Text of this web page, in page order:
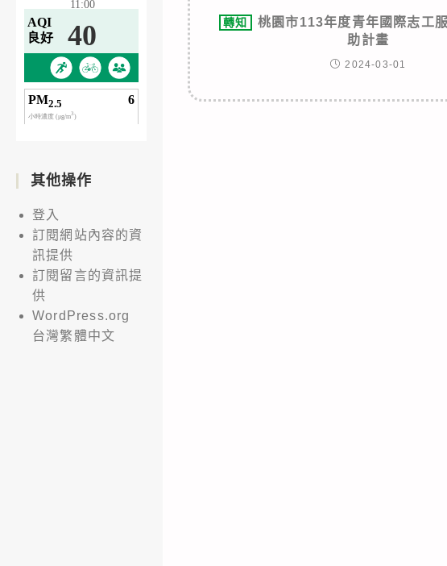
轉知
桃園市113年度青年國際志工
助計畫
2024-03-01
其他操作
登入
訂閱網站內容的資
訊提供
訂閱留言的資訊提
供
WordPress.org
台灣繁體中文